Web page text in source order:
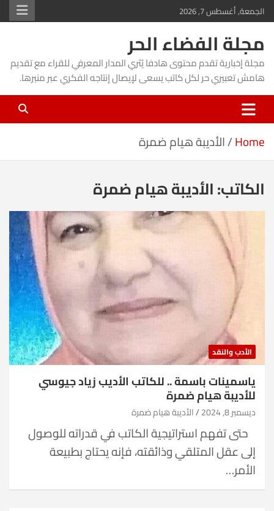
Skip
to
content
الجمعة, أغسطس 7, 2026
مجلة الفضاء الحر
مجلة إخبارية تقدم محتوى هادفا يُثري المدار المعرفي للقراء مع تقديم
هامش تعبيري حر لكل كاتب يسعى لإيصال إنتاجه الفكري عبر منبرها.
Home الأديبة هيام ضمرة
الكاتب:الأديبة هيام ضمرة
الأدب والنقد
ياسمينات باسمة .. للكاتب الأديب زياد جيوسي
للأديبة هيام ضمرة
ديسمبر 8, 2024 الأديبة هيام ضمرة
حتى تفهم استراتيجية الكاتب في قدراته للوصول
إلى عقل المتلقي وذائقته، فإنه يحتاج بطبيعة
الأمر…